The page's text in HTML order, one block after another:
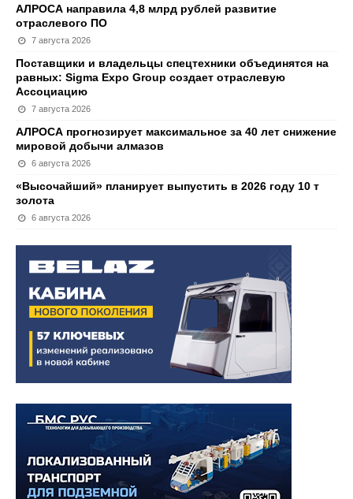
АЛРОСА направила 4,8 млрд рублей развитие
отраслевого ПО
7 августа 2026
Поставщики и владельцы спецтехники объединятся на
равных: Sigma Expo Group создает отраслевую
Ассоциацию
7 августа 2026
АЛРОСА прогнозирует максимальное за 40 лет снижение
мировой добычи алмазов
6 августа 2026
«Высочайший» планирует выпустить в 2026 году 10 т
золота
6 августа 2026